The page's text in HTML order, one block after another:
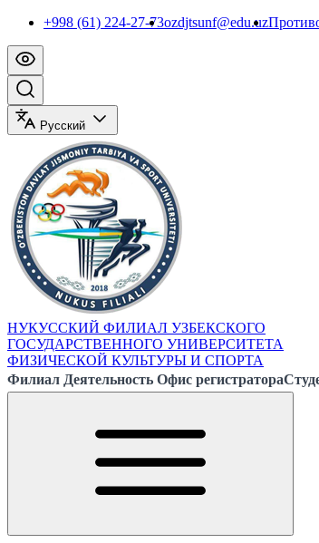
+998 (61) 224-27-73ozdjtsunf@edu.uz
Русский
НУКУССКИЙ ФИЛИАЛ УЗБЕКСКОГО
ГОСУДАРСТВЕННОГО УНИВЕРСИТЕТА
ФИЗИЧЕСКОЙ КУЛЬТУРЫ И СПОРТА
Филиал Деятельность Офис регистратора